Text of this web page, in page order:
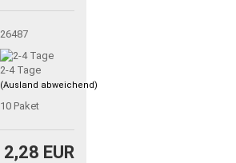
26487
2-4 Tage
(Ausland abweichend)
10 Paket
2,28 EUR